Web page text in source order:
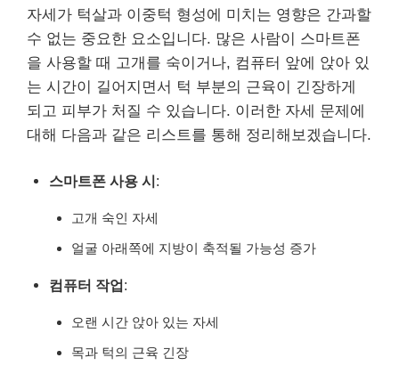
자세가 턱살과 이중턱 형성에 미치는 영향은 간과할
수 없는 중요한 요소입니다. 많은 사람이 스마트폰
을 사용할 때 고개를 숙이거나, 컴퓨터 앞에 앉아 있
는 시간이 길어지면서 턱 부분의 근육이 긴장하게
되고 피부가 처질 수 있습니다. 이러한 자세 문제에
대해 다음과 같은 리스트를 통해 정리해보겠습니다.
스마트폰 사용 시:
고개 숙인 자세
얼굴 아래쪽에 지방이 축적될 가능성 증가
컴퓨터 작업:
오랜 시간 앉아 있는 자세
목과 턱의 근육 긴장